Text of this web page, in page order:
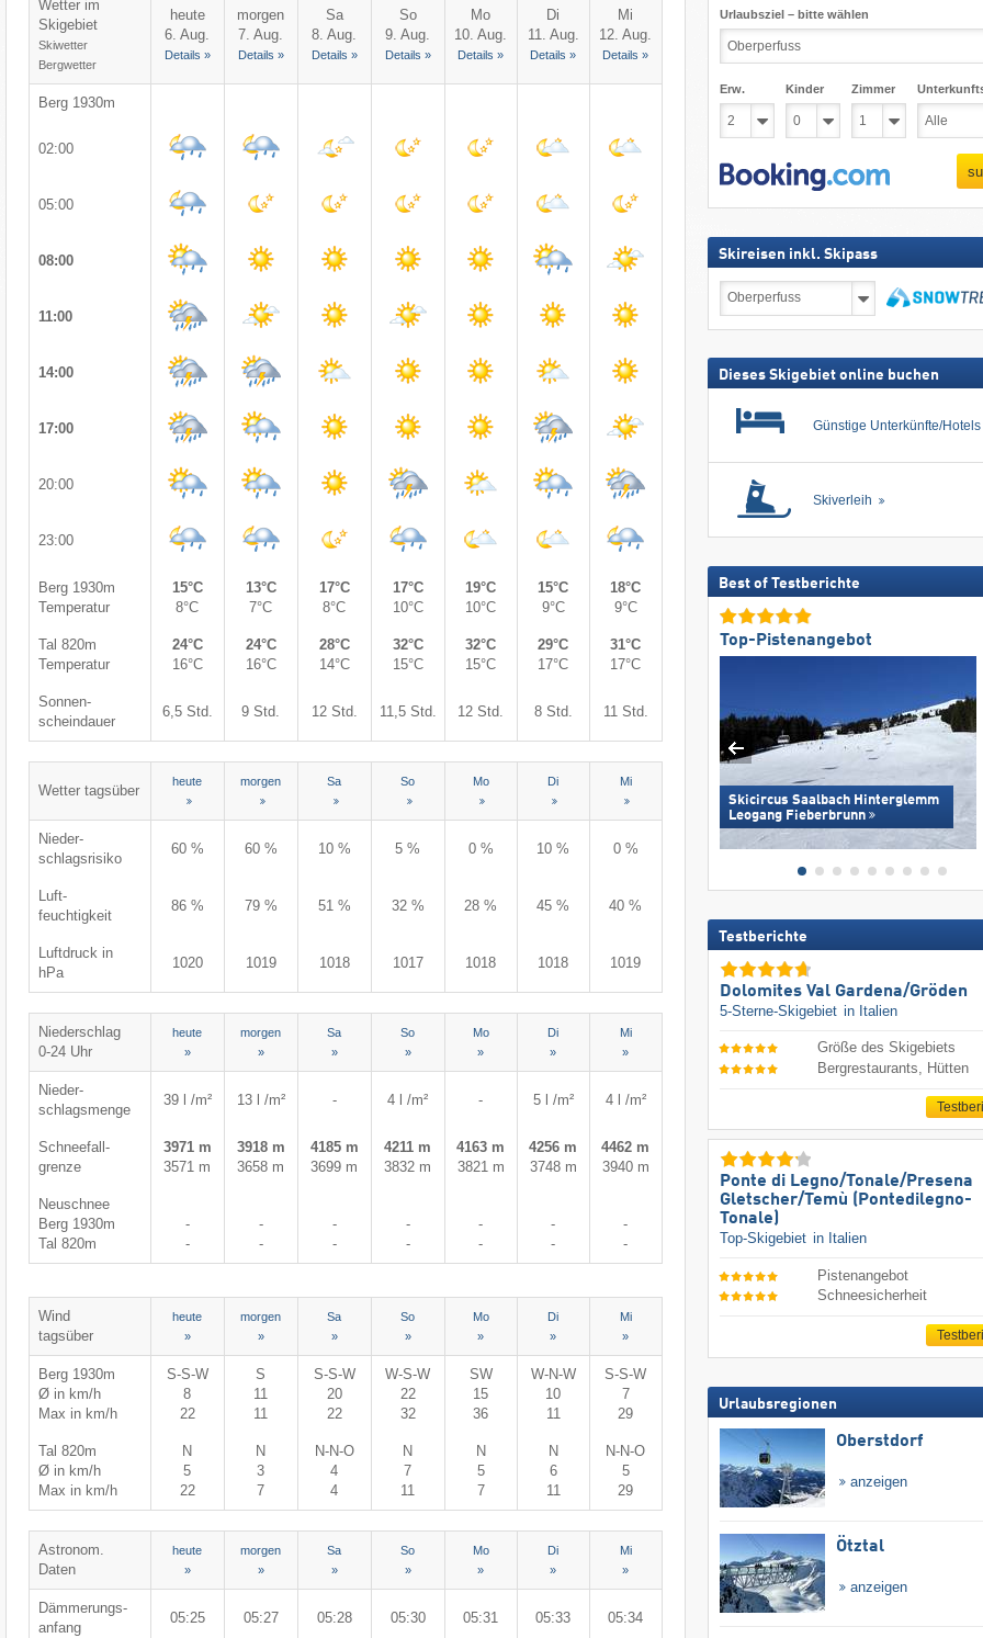
Wetter im
Skigebiet
Skiwetter
Bergwetter
heute
6. Aug.
Details »
morgen
7. Aug.
Details »
Sa
8. Aug.
Details »
So
9. Aug.
Details »
Mo
10. Aug.
Details »
Di
11. Aug.
Details »
Mi
12. Aug.
Details »
Berg 1930m
02:00
05:00
08:00
11:00
14:00
17:00
20:00
23:00
Berg 1930m
Temperatur
15°C
8°C
13°C
7°C
17°C
8°C
17°C
10°C
19°C
10°C
15°C
9°C
18°C
9°C
Tal 820m
Temperatur
24°C
16°C
24°C
16°C
28°C
14°C
32°C
15°C
32°C
15°C
29°C
17°C
31°C
17°C
Sonnen-
scheindauer
6,5 Std. 9 Std. 12 Std. 11,5 Std. 12 Std. 8 Std. 11 Std.
Wetter tagsüber
heute morgen Sa So Mo Di Mi
Nieder-
schlagsrisiko
60 % 60 % 10 % 5 % 0 % 10 % 0 %
Luft-
feuchtigkeit
86 % 79 % 51 % 32 % 28 % 45 % 40 %
Luftdruck in
hPa
1020 1019 1018 1017 1018 1018 1019
Niederschlag
0-24 Uhr
heute
»
morgen
»
Sa
»
So
»
Mo
»
Di
»
Mi
»
Nieder-
schlagsmenge
39 l /m² 13 l /m² - 4 l /m² - 5 l /m² 4 l /m²
Schneefall-
grenze
3971 m
3571 m
3918 m
3658 m
4185 m
3699 m
4211 m
3832 m
4163 m
3821 m
4256 m
3748 m
4462 m
3940 m
Neuschnee
Berg 1930m
Tal 820m
-
-
-
-
-
-
-
-
-
-
-
-
-
-
Wind
tagsüber
heute
»
morgen
»
Sa
»
So
»
Mo
»
Di
»
Mi
»
Berg 1930m
Ø in km/h
Max in km/h
S-S-W
8
22
S
11
11
S-S-W
20
22
W-S-W
22
32
SW
15
36
W-N-W
10
11
S-S-W
7
29
Tal 820m
Ø in km/h
Max in km/h
N
5
22
N
3
7
N-N-O
4
4
N
7
11
N
5
7
N
6
11
N-N-O
5
29
Astronom.
Daten
heute
»
morgen
»
Sa
»
So
»
Mo
»
Di
»
Mi
»
Dämmerungs-
anfang
05:25 05:27 05:28 05:30 05:31 05:33 05:34
Urlaubsziel – bitte wählen
Erw. Kinder Zimmer
Skireisen inkl. Skipass
inkl.
Dieses Skigebiet online buchen
Günstige Unterkünfte/Hotels
Skiverleih
Best of Testberichte
Top-Pistenangebot
Skicircus Saalbach Hinterglemm
Leogang Fieberbrunn
Testberichte
Dolomites Val Gardena/​Gröden
5-Sterne-Skigebiet in Italien
Größe des Skigebiets
Bergrestaurants, Hütten
Ponte di Legno/​Tonale/​Presena
Gletscher/​Temù (Pontedilegno-
Tonale)
Top-Skigebiet in Italien
Pistenangebot
Schneesicherheit
Urlaubsregionen
Oberstdorf
anzeigen
Ötztal
anzeigen